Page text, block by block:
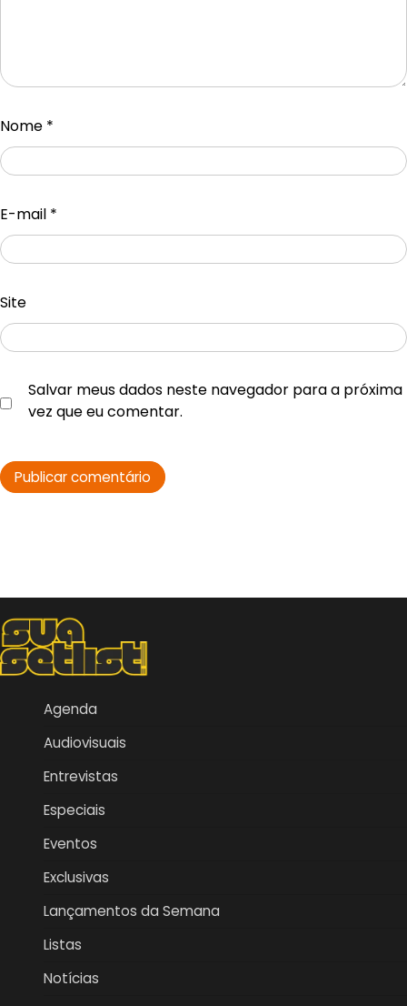
Nome *
E-mail *
Site
Salvar meus dados neste navegador para a próxima
vez que eu comentar.
Agenda
Audiovisuais
Entrevistas
Especiais
Eventos
Exclusivas
Lançamentos da Semana
Listas
Notícias